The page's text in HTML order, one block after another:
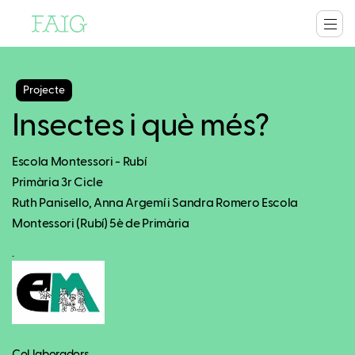
Projecte
Insectes i què més?
Escola Montessori - Rubí
Primària 3r Cicle
Ruth Panisello, Anna Argemí i Sandra Romero Escola
Montessori (Rubí) 5è de Primària
.